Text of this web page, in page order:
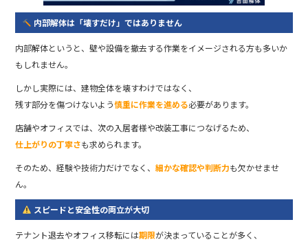
内部解体は「壊すだけ」ではありません
内部解体というと、壁や設備を撤去する作業をイメージされる方も多いか
もしれません。
しかし実際には、建物全体を壊すわけではなく、
残す部分を傷つけないよう慎重に作業を進める必要があります。
店舗やオフィスでは、次の入居者様や改装工事につなげるため、
仕上がりの丁寧さも求められます。
そのため、経験や技術力だけでなく、細かな確認や判断力も欠かせませ
ん。
スピードと安全性の両立が大切
テナント退去やオフィス移転には期限が決まっていることが多く、